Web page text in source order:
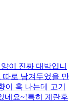
이 진짜 대박입니
따로 남겨두었을 만
이 훅 나는데 고기
네요~!특히 계란후